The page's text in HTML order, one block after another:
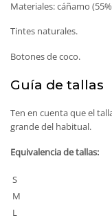
Materiales: cáñamo
Tintes naturales.
Botones de coco.
Guía de tallas
Ten en cuenta que el
grande del habitual.
Equivalencia de tallas:
S
M
L